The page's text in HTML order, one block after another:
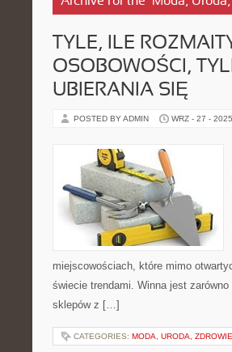
TYLE, ILE
OSOBOWOŚCI,
UBIERANIA SIĘ
POSTED BY ADMIN WRZ - 27 - 2025
miejscowościach, które mimo
świecie trendami. Winna jest
sklepów z […]
CATEGORIES: MODA, URODA, ZDROWIE